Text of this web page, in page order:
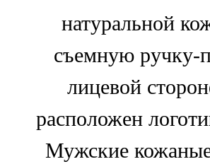
натуральной
съемную ручку-
лицевой
расположен
Мужские